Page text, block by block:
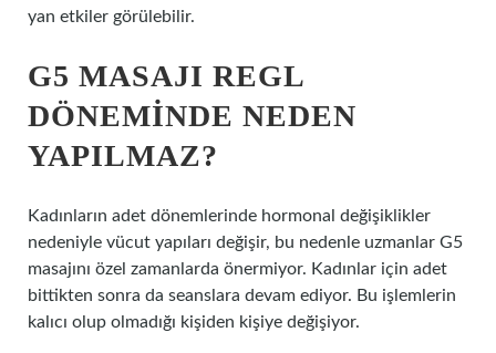
yan etkiler görülebilir.
G5 MASAJI REGL
DÖNEMINDE NEDEN
YAPILMAZ?
Kadınların adet dönemlerinde hormonal değişiklikler
nedeniyle vücut yapıları değişir, bu nedenle uzmanlar G5
masajını özel zamanlarda önermiyor. Kadınlar için adet
bittikten sonra da seanslara devam ediyor. Bu işlemlerin
kalıcı olup olmadığı kişiden kişiye değişiyor.